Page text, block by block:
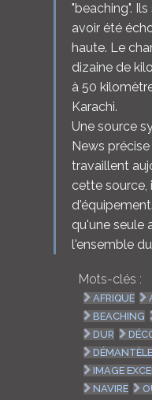
"beaching".
avoir été
haute. Le
dizaine de
à 50
Karachi.
Une source
News
travaillent
cette source,
qu'une seule
l'ensemble
Mots-clés :
AFRIQUE
BEACHING
DUR
IMAGE
NAVIRE